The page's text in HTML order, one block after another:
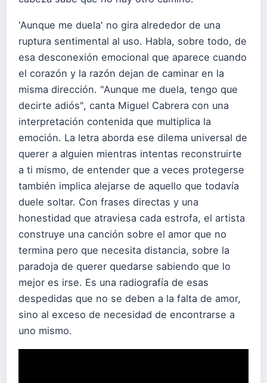
'Aunque me duela' no gira alrededor de una
ruptura sentimental al uso. Habla, sobre todo, de
esa desconexión emocional que aparece cuando
el corazón y la razón dejan de caminar en la
misma dirección. "Aunque me duela, tengo que
decirte adiós", canta Miguel Cabrera con una
interpretación contenida que multiplica la
emoción. La letra aborda ese dilema universal de
querer a alguien mientras intentas reconstruirte
a ti mismo, de entender que a veces protegerse
también implica alejarse de aquello que todavía
duele soltar. Con frases directas y una
honestidad que atraviesa cada estrofa, el artista
construye una canción sobre el amor que no
termina pero que necesita distancia, sobre la
paradoja de querer quedarse sabiendo que lo
mejor es irse. Es una radiografía de esas
despedidas que no se deben a la falta de amor,
sino al exceso de necesidad de encontrarse a
uno mismo.